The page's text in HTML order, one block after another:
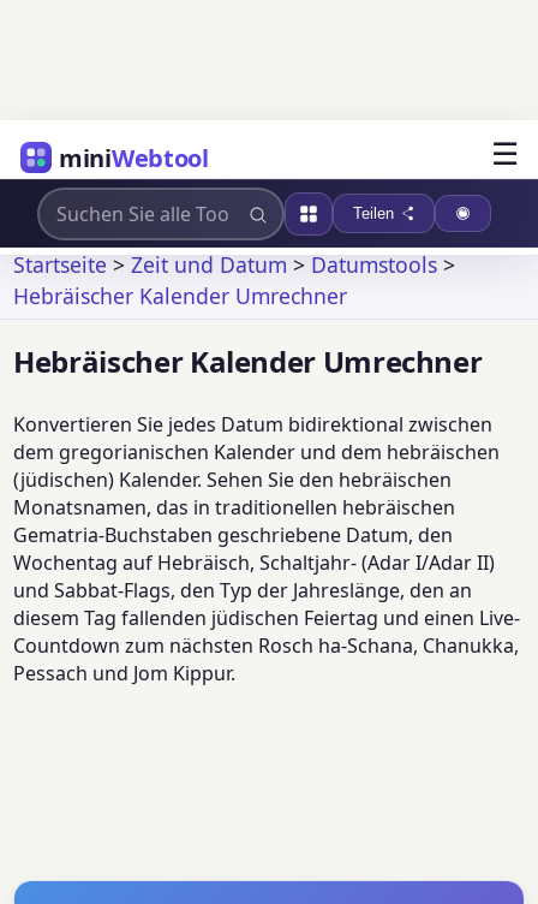
miniWebtool ☰
Teilen
Startseite>Zeit und Datum>Datumstools>
Hebräischer Kalender Umrechner
Hebräischer Kalender Umrechner
Konvertieren Sie jedes Datum bidirektional zwischen
dem gregorianischen Kalender und dem hebräischen
(jüdischen) Kalender. Sehen Sie den hebräischen
Monatsnamen, das in traditionellen hebräischen
Gematria-Buchstaben geschriebene Datum, den
Wochentag auf Hebräisch, Schaltjahr- (Adar I/Adar II)
und Sabbat-Flags, den Typ der Jahreslänge, den an
diesem Tag fallenden jüdischen Feiertag und einen Live-
Countdown zum nächsten Rosch ha-Schana, Chanukka,
Pessach und Jom Kippur.